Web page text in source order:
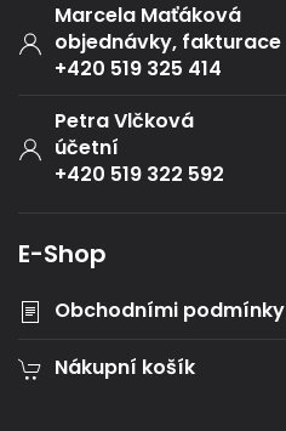
Marcela Maťáková
objednávky, fakturace
+420 519 325 414
Petra Vlčková
účetní
+420 519 322 592
E-Shop
Obchodními podmínky
Nákupní košík